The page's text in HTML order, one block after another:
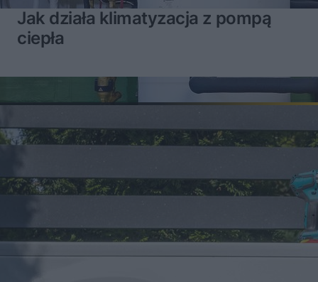
Jak działa klimatyzacja z pompą
ciepła